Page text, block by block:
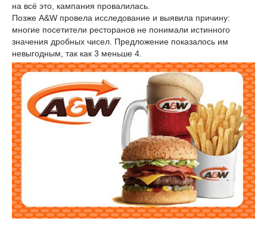
на всё это, кампания провалилась.
Позже A&W провела исследование и выявила причину:
многие посетители ресторанов не понимали истинного
значения дробных чисел. Предложение показалось им
невыгодным, так как 3 меньше 4.